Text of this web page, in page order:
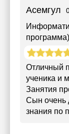
Асемгул
программа)
Отличный
ученика и
Занятия
Сын очень
знания по